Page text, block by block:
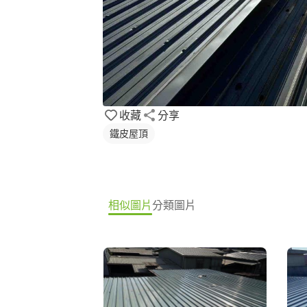
收藏 分享
鐵皮屋頂
相似圖片分類圖片